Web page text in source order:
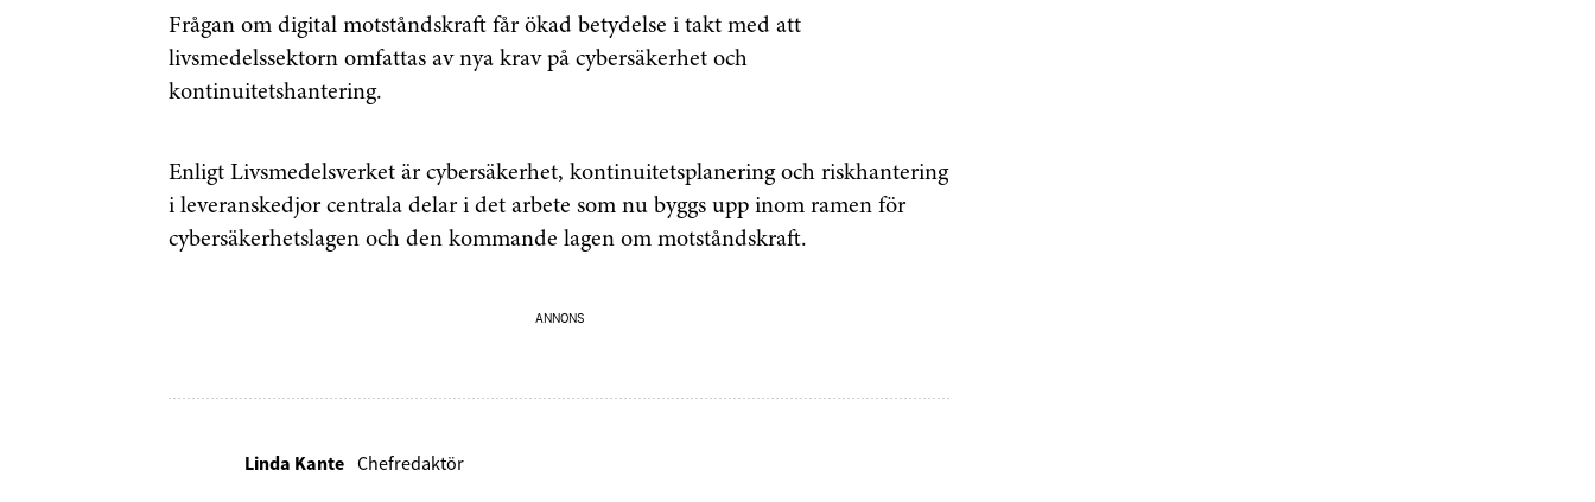
Frågan om digital motståndskraft får ökad betydelse i takt med att
livsmedelssektorn omfattas av nya krav på cybersäkerhet och
kontinuitetshantering.
Enligt Livsmedelsverket är cybersäkerhet, kontinuitetsplanering och riskhantering
i leveranskedjor centrala delar i det arbete som nu byggs upp inom ramen för
cybersäkerhetslagen och den kommande lagen om motståndskraft.
ANNONS
Linda Kante Chefredaktör
Anmäl dig till vårt nyhetsbrev!
sparar och använder dina personuppgifter i enlighet med vår
integritetspolicy.